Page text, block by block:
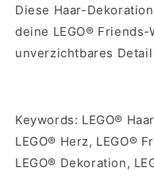
Diese Haar-
deine LEGO®
unverzichtbares
Keywords: LEGO®
LEGO® Herz, LEGO®
LEGO® Dekoration,